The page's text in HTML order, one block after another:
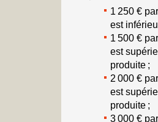
1 250 €
est
1 500 €
est
produite ;
2 000 €
est
produite ;
3 000 €